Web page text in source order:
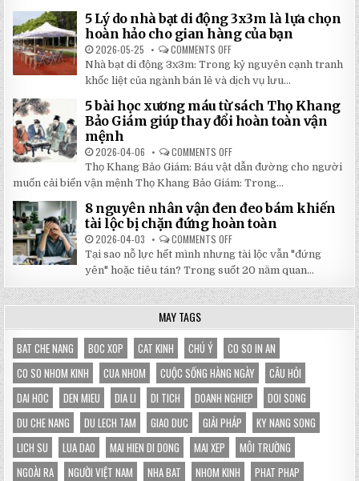
RẺ
TẠI
NHẬT
ĐÔNG
100
TRANG
MỚI
2026:
GIẢM
GIÁ
SỐ
TẬN
GỐC
TẠI
NHẬT
5 Lý do nhà bạt di động 3x3m là lựa chọn
hoàn hảo cho gian hàng của bạn
2026-05-25 COMMENTS OFF
5
LÝ
DO
NHÀ
BẠT
DI
ĐỘNG
3X3M
LỰA
HOÀN
HẢO
CHO
HÀNG
CỦA
BẠN
Nhà bạt di động 3x3m: Trong kỷ nguyên cạnh tranh
khốc liệt của ngành bán lẻ và dịch vụ lưu...
5 bài học xương máu từ sách Thọ Khang
Bảo Giám giúp thay đổi hoàn toàn vận
mệnh
2026-04-06 COMMENTS OFF
5
BÀI
HỌC
XƯƠNG
MÁU
TỪ
SÁCH
THỌ
BẢO
GIÁM
GIÚP
THAY
ĐỔI
HOÀN
TOÀN
Thọ Khang Bảo Giám: Báu vật dẫn đường cho người
muốn cải biến vận mệnh Thọ Khang Bảo Giám: Trong...
8 nguyên nhân vận đen đeo bám khiến
tài lộc bị chặn đứng hoàn toàn
2026-04-03 COMMENTS OFF
NGUYÊN
NHÂN
VẬN
ĐEN
ĐEO
BÁM
LỘC
BỊ
CHẶN
ĐỨNG
HOÀN
TOÀN
Tại sao nỗ lực hết mình nhưng tài lộc vẫn "đứng
yên" hoặc tiêu tán? Trong suốt 20 năm quan...
MAY TAGS
BAT CHE NANG BOC XOP CAT KINH CHÚ Ý
CO SO IN AN
CO SO NHOM KINH
CUA NHOM CUỘC SỐNG HÀNG NGÀY
CÂU HỎI
DAI HOC
DEN MIEU DIA LI DI TICH DOANH NGHIEP
DOI SONG
DU CHE NANG
DU LECH TAM GIAO DUC GIẢI PHÁP
KY NANG SONG
LICH SU
LUA DAO MAI HIEN DI DONG MAI XEP
MÔI TRƯỜNG
NGOÀI RA
NGƯỜI VIỆT NAM NHA BAT NHOM KINH
PHAT PHAP